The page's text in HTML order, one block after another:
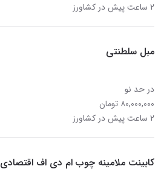
۲ ساعت پیش در کشاورز
مبل سلطنتی
در حد نو
۸۰,۰۰۰,۰۰۰ تومان
۲ ساعت پیش در کشاورز
کابینت ملامینه چوب ام دی اف اقتصادی